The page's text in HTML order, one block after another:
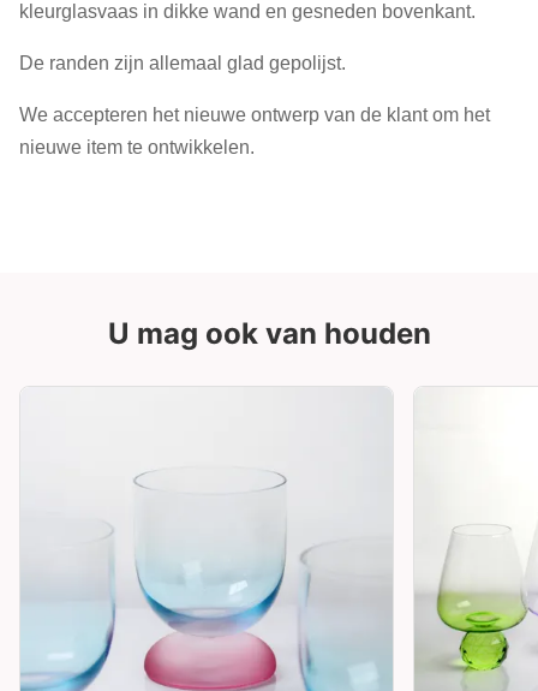
kleurglasvaas in dikke wand en gesneden bovenkant.
De randen zijn allemaal glad gepolijst.
We accepteren het nieuwe ontwerp van de klant om het
nieuwe item te ontwikkelen.
U mag ook van houden